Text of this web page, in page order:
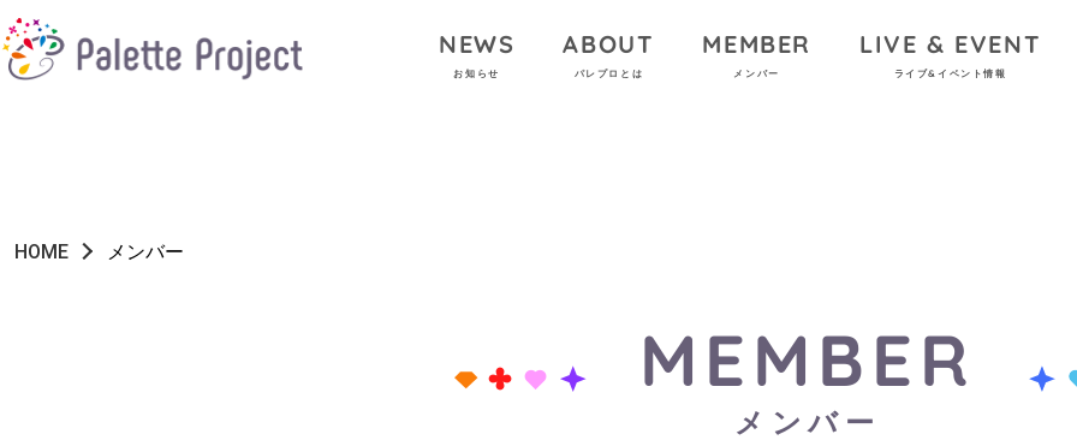
NEWS
お知らせ
ABOUT
パレプロとは
MEMBER
メンバー
LIVE & EVENT
ライブ&イベント情報
HOME メンバー
MEMBER
メンバー